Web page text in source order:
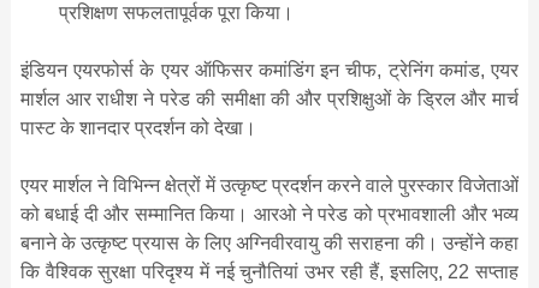
प्रशिक्षण सफलतापूर्वक पूरा किया।
इंडियन एयरफोर्स के एयर ऑफिसर कमांडिंग इन चीफ, ट्रेनिंग कमांड, एयर
मार्शल आर राधीश ने परेड की समीक्षा की और प्रशिक्षुओं के ड्रिल और मार्च
पास्ट के शानदार प्रदर्शन को देखा।
एयर मार्शल ने विभिन्न क्षेत्रों में उत्कृष्ट प्रदर्शन करने वाले पुरस्कार विजेताओं
को बधाई दी और सम्मानित किया। आरओ ने परेड को प्रभावशाली और भव्य
बनाने के उत्कृष्ट प्रयास के लिए अग्निवीरवायु की सराहना की। उन्होंने कहा
कि वैश्विक सुरक्षा परिदृश्य में नई चुनौतियां उभर रही हैं, इसलिए, 22 सप्ताह